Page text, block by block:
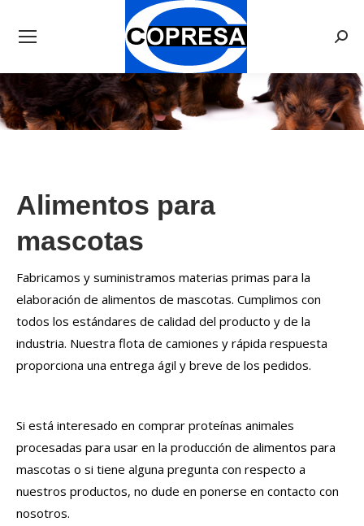
Alimentos para
mascotas
Fabricamos y suministramos materias primas para la
elaboración de alimentos de mascotas. Cumplimos con
todos los estándares de calidad del producto y de la
industria. Nuestra flota de camiones y rápida respuesta
proporciona una entrega ágil y breve de los pedidos.
Si está interesado en comprar proteínas ​​animales
procesadas para usar en la producción de alimentos para
mascotas o si tiene alguna pregunta con respecto a
nuestros productos, no dude en ponerse en contacto con
nosotros.